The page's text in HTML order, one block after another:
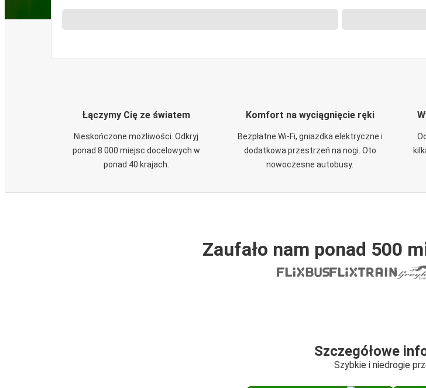
Łączymy Cię ze światem
Nieskończone możliwości. Odkryj
ponad 8 000 miejsc docelowych w
ponad 40 krajach.
Komfort na wyciągnięcie ręki
Bezpłatne Wi-Fi, gniazdka elektryczne i
dodatkowa przestrzeń na nogi. Oto
nowoczesne autobusy.
Zaufało nam ponad 500
Szczegółowe
Szybkie i niedrogie